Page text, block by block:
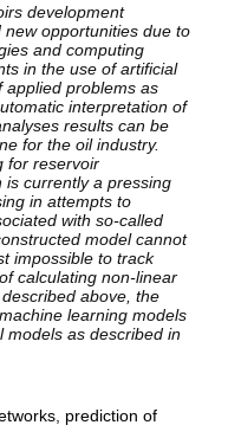
development
opportunities due to
and computing
in the use of artificial
applied problems as
interpretation of
results can be
for the oil industry.
for reservoir
is currently a pressing
in attempts to
with so-called
model cannot
impossible to track
calculating non-linear
above, the
learning models
models as described in
prediction of